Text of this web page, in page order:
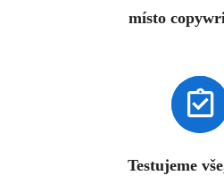
místo
Testujeme